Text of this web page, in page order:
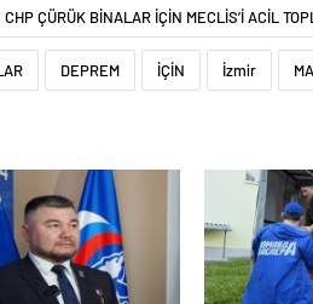
CHP ÇÜRÜK BİNALAR İÇİN MECLİS’İ ACİL
DEPREM İÇİN İzmir